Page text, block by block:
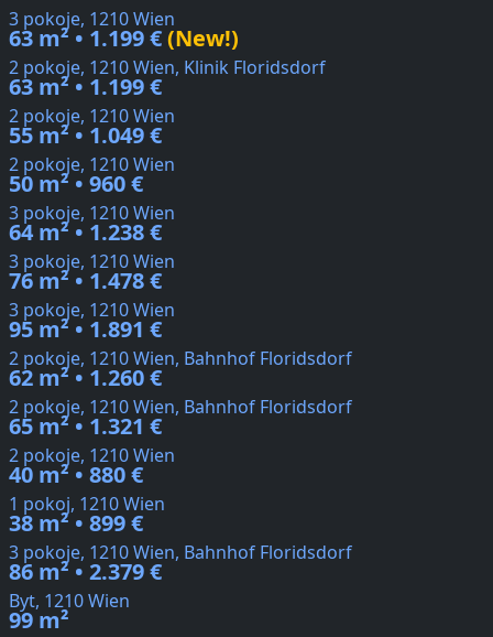
3 pokoje, 1210 Wien
63 m² • 1.199 €(New!)
2 pokoje, 1210 Wien, Klinik Floridsdorf
63 m² • 1.199 €
2 pokoje, 1210 Wien
55 m² • 1.049 €
2 pokoje, 1210 Wien
50 m² • 960 €
3 pokoje, 1210 Wien
64 m² • 1.238 €
3 pokoje, 1210 Wien
76 m² • 1.478 €
3 pokoje, 1210 Wien
95 m² • 1.891 €
2 pokoje, 1210 Wien, Bahnhof Floridsdorf
62 m² • 1.260 €
2 pokoje, 1210 Wien, Bahnhof Floridsdorf
65 m² • 1.321 €
2 pokoje, 1210 Wien
40 m² • 880 €
1 pokoj, 1210 Wien
38 m² • 899 €
3 pokoje, 1210 Wien, Bahnhof Floridsdorf
86 m² • 2.379 €
Byt, 1210 Wien
99 m²